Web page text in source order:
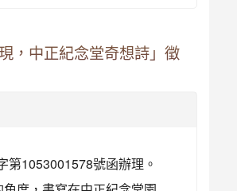
，中正紀念堂奇想詩」徵
1053001578號函辦理。